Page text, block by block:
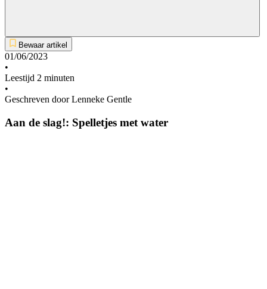
Bewaar artikel
01/06/2023
•
Leestijd 2 minuten
•
Geschreven door Lenneke Gentle
Aan de slag!: Spelletjes met water